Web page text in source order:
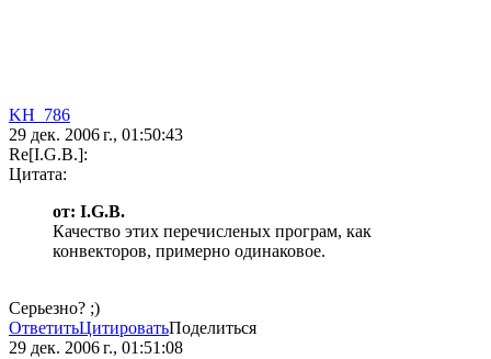
KH_786
29 дек. 2006 г., 01:50:43
Re[I.G.B.]:
Цитата:
от: I.G.B.
Качество этих перечисленых програм, как
конвекторов, примерно одинаковое.
Серьезно? ;)
ОтветитьЦитироватьПоделиться
29 дек. 2006 г., 01:51:08